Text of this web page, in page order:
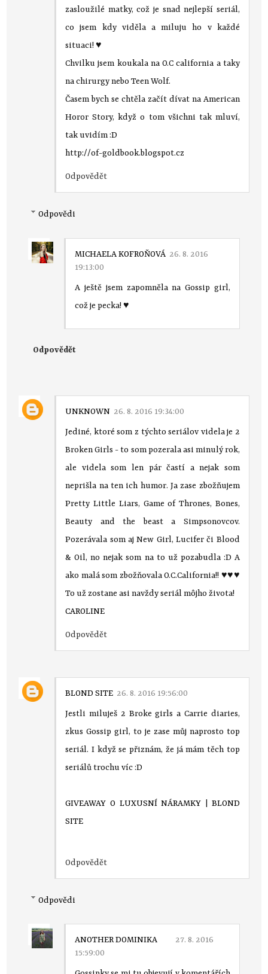
zasloužilé matky, což je snad nejlepší seriál,
co jsem kdy viděla a miluju ho v každé
situaci! ♥
Chvilku jsem koukala na O.C california a taky
na chirurgy nebo Teen Wolf.
Časem bych se chtěla začít dívat na American
Horor Story, když o tom všichni tak mluví,
tak uvidím :D
http://of-goldbook.blogspot.cz
Odpovědět
Odpovědi
MICHAELA KOFROŇOVÁ 26. 8. 2016
19:13:00
A ještě jsem zapomněla na Gossip girl,
což je pecka! ♥
Odpovědět
UNKNOWN 26. 8. 2016 19:34:00
Jediné, ktoré som z týchto seriálov videla je 2
Broken Girls - to som pozerala asi minulý rok,
ale videla som len pár častí a nejak som
neprišla na ten ich humor. Ja zase zbožňujem
Pretty Little Liars, Game of Thrones, Bones,
Beauty and the beast a Simpsonovcov.
Pozerávala som aj New Girl, Lucifer či Blood
& Oil, no nejak som na to už pozabudla :D A
ako malá som zbožňovala O.C.California!! ♥♥♥
To už zostane asi navždy seriál môjho života!
CAROLINE
Odpovědět
BLOND SITE 26. 8. 2016 19:56:00
Jestli miluješ 2 Broke girls a Carrie diaries,
zkus Gossip girl, to je zase můj naprosto top
seriál. I když se přiznám, že já mám těch top
seriálů trochu víc :D
GIVEAWAY O LUXUSNÍ NÁRAMKY
BLOND
SITE
Odpovědět
Odpovědi
ANOTHER DOMINIKA
27. 8. 2016
15:59:00